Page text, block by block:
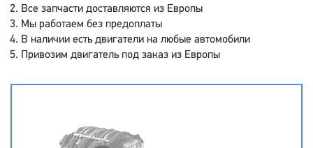
Все запчасти доставляются из Европы
Мы работаем без предоплаты
В наличии есть двигатели на любые автомобили
Привозим двигатель под заказ из Европы